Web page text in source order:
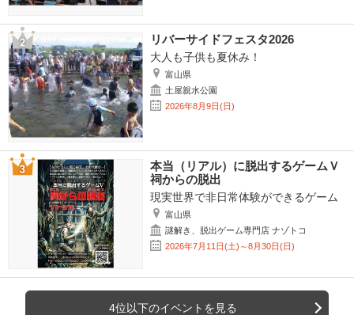
リバーサイドフェスタ2026
大人も子供も夏休み！
富山県
土屋親水公園
2026年8月9日(日)
本当（リアル）に脱出するゲームＶ
祠からの脱出
現実世界で非日常体験ができるゲーム
富山県
謎解き、脱出ゲーム専門店 ナゾトコ
2026年7月11日(土)～8月30日(日)
4位以下のイベントを見る